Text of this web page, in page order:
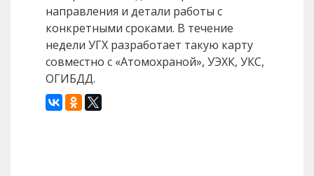
направления и детали работы с
конкретными сроками. В течение
недели УГХ разработает такую карту
совместно с «Атомохраной», УЭХК, УКС,
ОГИБДД.